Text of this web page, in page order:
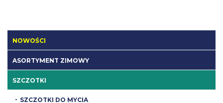
NOWOŚCI
ASORTYMENT ZIMOWY
SZCZOTKI
SZCZOTKI DO MYCIA